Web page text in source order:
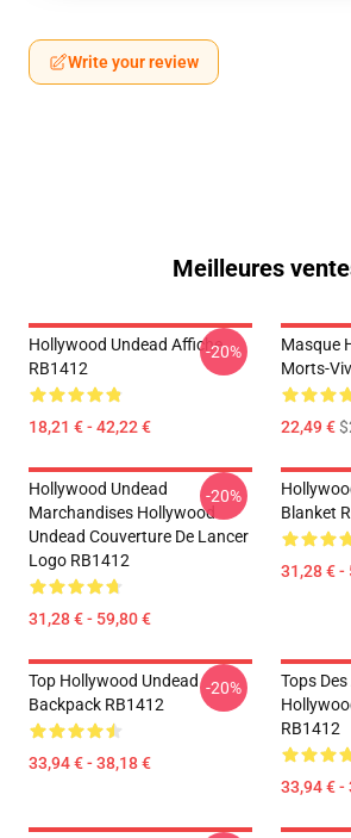
Write your review
Meilleures
Hollywood Undead Affiche
RB1412
18,21 € - 42,22 €
-20%
Masque
Morts-
22,49 €
Hollywood Undead
Marchandises Hollywood
Undead Couverture De Lancer
Logo RB1412
31,28 € - 59,80 €
-20%
Blanket
31,28 € -
Top Hollywood Undead
Backpack RB1412
33,94 € - 38,18 €
-20%
Tops
RB1412
33,94 € -